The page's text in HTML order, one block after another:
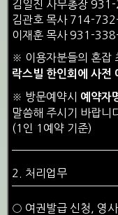
김일진 사무총장
김관호 목사 714-
이재훈 목사 931-
※ 이용자분들의 혼잡
락스빌 한인회에 사전
※ 방문예약시 예약자
말씀해 주시기 바랍니
(1인 1예약 기준)
2. 처리업무
○ 여권발급 신청, 영